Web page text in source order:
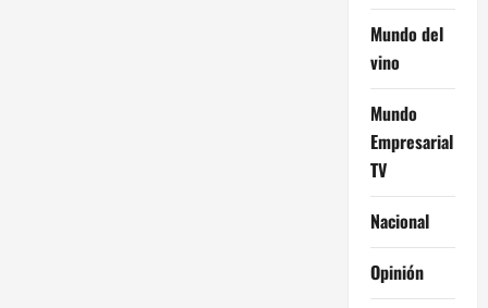
Mundo del
vino
Mundo
Empresarial
TV
Nacional
Opinión